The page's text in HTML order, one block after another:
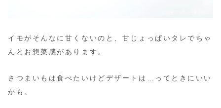
イモがそんなに甘くないのと、甘じょっぱいタレでちゃ
んとお惣菜感があります。
さつまいもは食べたいけどデザートは…ってときにいい
かも。